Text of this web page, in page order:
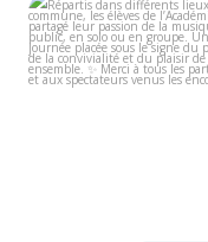
🎶 Retour sur la Fête de la
!
...
7 0